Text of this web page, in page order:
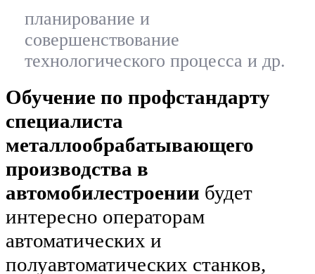
планирование и
совершенствование
технологического процесса и др.
Обучение по профстандарту
специалиста
металлообрабатывающего
производства в
автомобилестроении будет
интересно операторам
автоматических и
полуавтоматических станков,